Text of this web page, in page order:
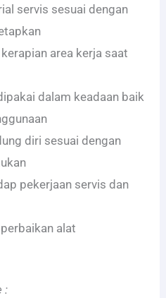
servis sesuai dengan
area kerja saat
dalam keadaan baik
diri sesuai dengan
pekerjaan servis dan
alat
: